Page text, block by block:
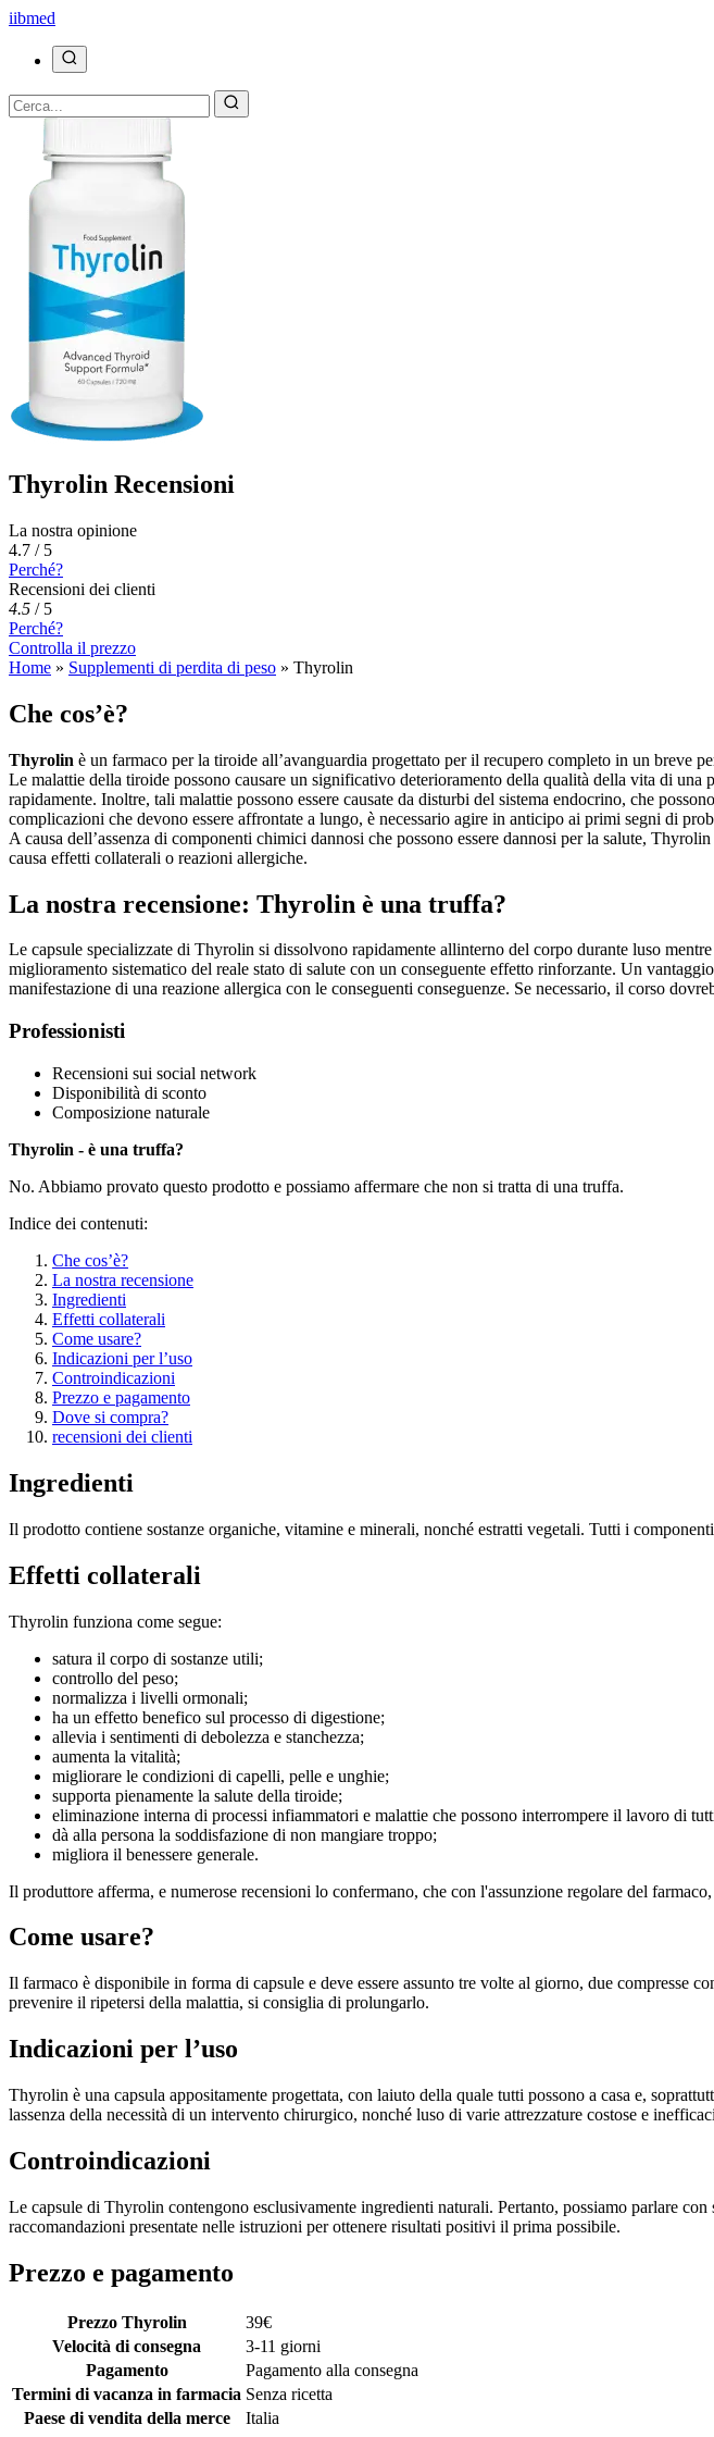
iibmed
Thyrolin Recensioni
La nostra opinione
4.7 / 5
Perché?
Recensioni dei clienti
4.5 / 5
Perché?
Controlla il prezzo
Home » Supplementi di perdita di peso » Thyrolin
Che cos’è?
Thyrolin è un farmaco per la tiroide all’avanguardia progettato per il recupero completo in un breve
Le malattie della tiroide possono causare un significativo deterioramento della qualità della vita di
rapidamente. Inoltre, tali malattie possono essere causate da disturbi del sistema endocrino, che
complicazioni che devono essere affrontate a lungo, è necessario agire in anticipo ai primi segni di
A causa dell’assenza di componenti chimici dannosi che possono essere dannosi per la salute,
causa effetti collaterali o reazioni allergiche.
La nostra recensione: Thyrolin è una truffa?
Le capsule specializzate di Thyrolin si dissolvono rapidamente allinterno del corpo durante luso
miglioramento sistematico del reale stato di salute con un conseguente effetto rinforzante. Un
manifestazione di una reazione allergica con le conseguenti conseguenze. Se necessario, il corso
Professionisti
Recensioni sui social network
Disponibilità di sconto
Composizione naturale
Thyrolin - è una truffa?
No. Abbiamo provato questo prodotto e possiamo affermare che non si tratta di una truffa.
Indice dei contenuti:
Che cos’è?
La nostra recensione
Ingredienti
Effetti collaterali
Come usare?
Indicazioni per l’uso
Controindicazioni
Prezzo e pagamento
Dove si compra?
recensioni dei clienti
Ingredienti
Il prodotto contiene sostanze organiche, vitamine e minerali, nonché estratti vegetali. Tutti i
Effetti collaterali
Thyrolin funziona come segue:
satura il corpo di sostanze utili;
controllo del peso;
normalizza i livelli ormonali;
ha un effetto benefico sul processo di digestione;
allevia i sentimenti di debolezza e stanchezza;
aumenta la vitalità;
migliorare le condizioni di capelli, pelle e unghie;
supporta pienamente la salute della tiroide;
eliminazione interna di processi infiammatori e malattie che possono interrompere il lavoro di
dà alla persona la soddisfazione di non mangiare troppo;
migliora il benessere generale.
Il produttore afferma, e numerose recensioni lo confermano, che con l'assunzione regolare del
Come usare?
Il farmaco è disponibile in forma di capsule e deve essere assunto tre volte al giorno, due
prevenire il ripetersi della malattia, si consiglia di prolungarlo.
Indicazioni per l’uso
Thyrolin è una capsula appositamente progettata, con laiuto della quale tutti possono a casa e,
lassenza della necessità di un intervento chirurgico, nonché luso di varie attrezzature costose e
Controindicazioni
Le capsule di Thyrolin contengono esclusivamente ingredienti naturali. Pertanto, possiamo parlare
raccomandazioni presentate nelle istruzioni per ottenere risultati positivi il prima possibile.
Prezzo e pagamento
Prezzo Thyrolin 39€
Velocità di consegna
3-11 giorni
Pagamento
Pagamento alla consegna
Termini di vacanza in farmacia Senza ricetta
Paese di vendita della merce
Italia